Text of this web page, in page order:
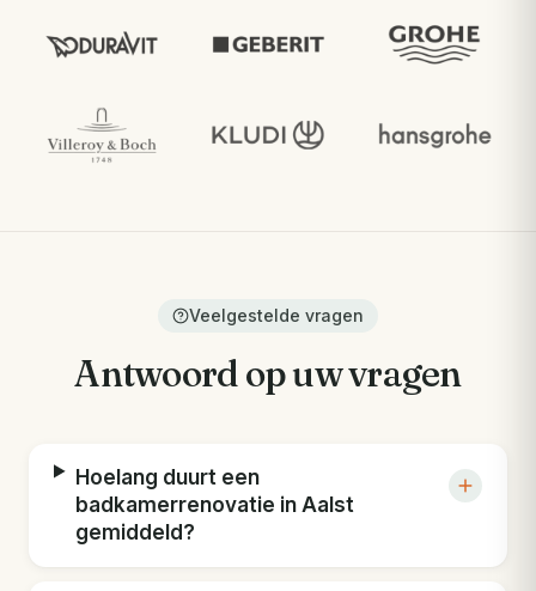
Veelgestelde vragen
Antwoord op uw vragen
Hoelang duurt een
badkamerrenovatie in Aalst
gemiddeld?